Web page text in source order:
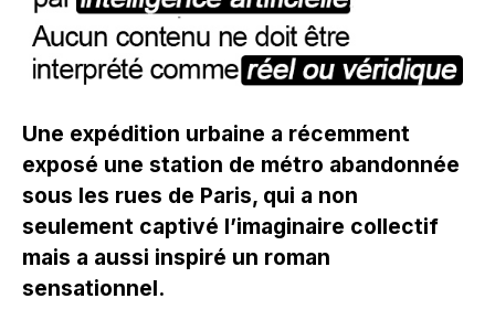
Une expédition urbaine a récemment
exposé une station de métro abandonnée
sous les rues de Paris, qui a non
seulement captivé l’imaginaire collectif
mais a aussi inspiré un roman
sensationnel.